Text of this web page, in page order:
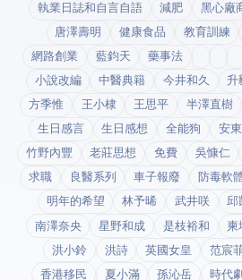
執業日誌和自言自語
減肥 黑心廠
唐澤壽明
健康食品 教育訓練
網路創業
藍鈞天 藥事法
小說改編
中醫典籍 今井和久 升
方季惟
王小棣 王思平 半澤直樹
生日感言
生日感想 全能狗 安
竹野內豐
老莊思想 免費 吳慷仁
求職
良醫系列 車子報廢 防毒軟
明年的希望
林予晞 武井咲 邱
南澤奈央
星野和成 是枝裕和 柬
洪小鈴
洪詩 英國女皇 范宸
香港移民
夏小滿 孫沁岳 時代劇